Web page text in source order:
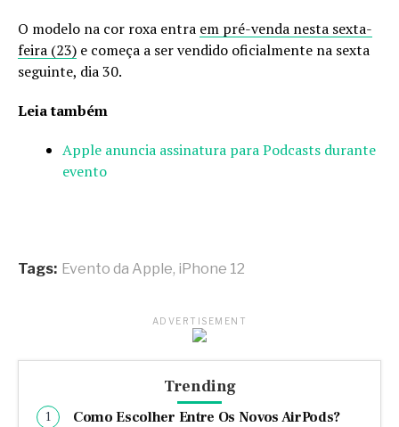
O modelo na cor roxa entra em pré-venda nesta sexta-
feira (23) e começa a ser vendido oficialmente na sexta
seguinte, dia 30.
Leia também
Apple anuncia assinatura para Podcasts durante
evento
Tags: Evento da Apple, iPhone 12
ADVERTISEMENT
Trending
Como Escolher Entre Os Novos AirPods?